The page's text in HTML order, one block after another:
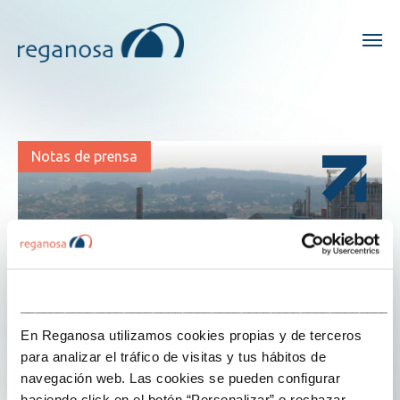
En Reganosa utilizamos cookies propias y de terceros
para analizar el tráfico de visitas y tus hábitos de
navegación web. Las cookies se pueden configurar
Notas de prensa